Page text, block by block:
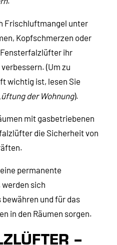
Frischluftmangel unter
Kopfschmerzen oder
ihr
(Um zu
wichtig ist, lesen Sie
der Wohnung).
mit gasbetriebenen
die Sicherheit von
permanente
sich
und für das
in den Räumen sorgen.
–